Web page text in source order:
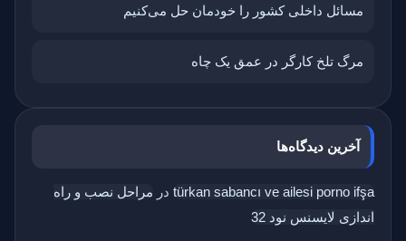
مسائل داخلی کشور را خودمان حل می‌کنیم
مرگ تلخ کارگر در عمق یک چاه
آخرین دیدگاه‌ها
türkan sabancı ve ailesi porno ifşa در مراحل نصب و راه
اندازی لایسنس نود 32